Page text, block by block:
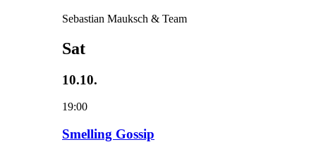
Sebastian Mauksch & Team
Sat
10.10.
19:00
Smelling Gossip